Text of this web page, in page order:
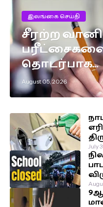
இலங்கை செய்தி
சீரற்ற
பரீட்சைகளை
தொடர்பாக
தீர்மானம்!
August 05, 2026
July